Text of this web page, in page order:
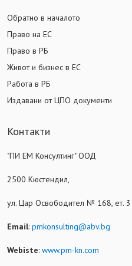
Обратно в началото
Право на ЕС
Право в РБ
Живот и бизнес в ЕС
Работа в РБ
Издавани от ЦПО документи
Контакти
"ПИ ЕМ Консултинг" ООД
2500 Кюстендил,
ул. Цар Освободител № 168, ет. 3
Email: pmkonsulting@abv.bg
Webiste: www.pm-kn.com